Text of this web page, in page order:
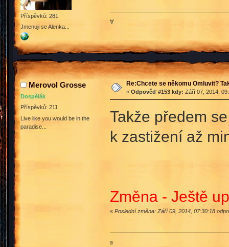
Příspěvků: 281
Jmenuji se Alenka...
∀
Merovol Grosse
Dospělák
Příspěvků: 211
Live like you would be in the
paradise...
Re:Chcete se někomu Omluvit?
« Odpověď #153 kdy: Září 07, 2014,
Takže předem
k zastižení až
Změna - Ještě
« Poslední změna: Září 09, 2014, 07:30:18
ற